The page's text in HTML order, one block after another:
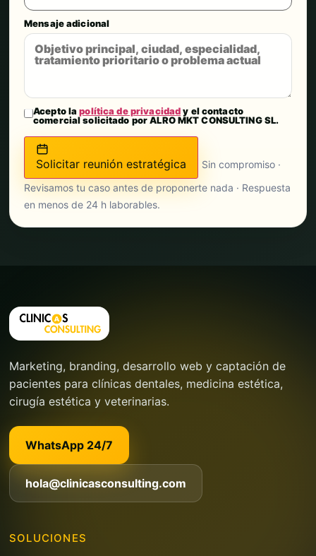
Mensaje adicional
Acepto lapolítica de privacidady el contacto
comercial solicitado por ALRO MKT CONSULTING SL.
Solicitar reunión estratégica
Sin compromiso ·
Revisamos tu caso antes de proponerte nada · Respuesta
en menos de 24 h laborables.
Marketing, branding, desarrollo web y captación de
pacientes para clínicas dentales, medicina estética,
cirugía estética y veterinarias.
WhatsApp 24/7
hola@clinicasconsulting.com
SOLUCIONES